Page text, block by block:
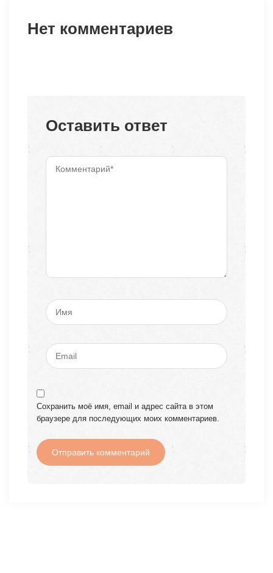
Нет комментариев
Оставить ответ
Сохранить моё имя, email и адрес сайта в этом
браузере для последующих моих комментариев.